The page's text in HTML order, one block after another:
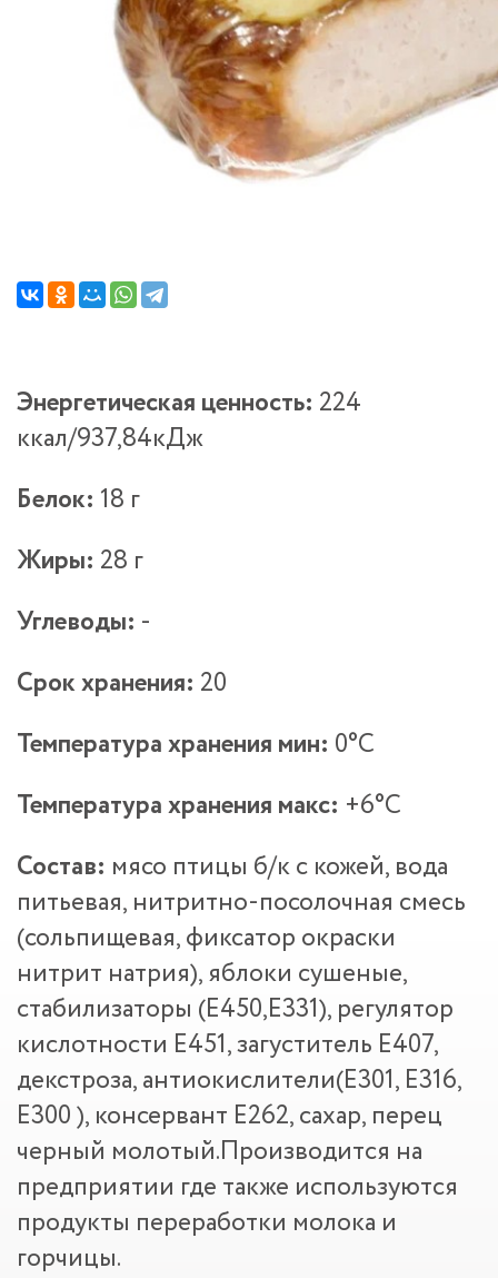
Энергетическая ценность: 224
ккал/937,84кДж
Белок: 18 г
Жиры: 28 г
Углеводы: -
Срок хранения: 20
Температура хранения мин: 0°С
Температура хранения макс: +6°С
Состав: мясо птицы б/к с кожей, вода
питьевая, нитритно-посолочная смесь
(сольпищевая, фиксатор окраски
нитрит натрия), яблоки сушеные,
стабилизаторы (Е450,Е331), регулятор
кислотности Е451, загуститель Е407,
декстроза, антиокислители(Е301, Е316,
Е300 ), консервант Е262, сахар, перец
черный молотый.Производится на
предприятии где также используются
продукты переработки молока и
горчицы.